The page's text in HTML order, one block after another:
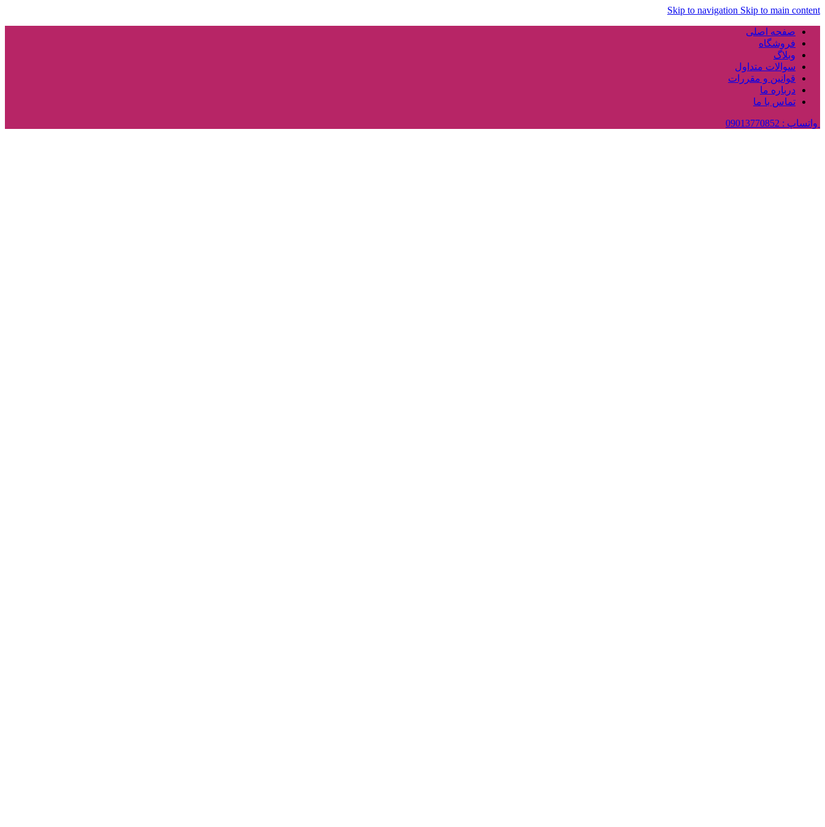
Skip to navigation Skip to main content
صفحه اصلی
فروشگاه
وبلاگ
سوالات متداول
قوانین و مقررات
درباره ما
تماس با ما
واتساپ : 09013770852